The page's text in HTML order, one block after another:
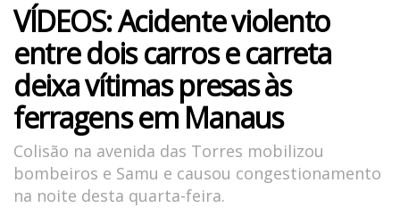
VÍDEOS: Acidente violento
entre dois carros e carreta
deixa vítimas presas às
ferragens em Manaus
Colisão na avenida das Torres mobilizou
bombeiros e Samu e causou congestionamento
na noite desta quarta-feira.